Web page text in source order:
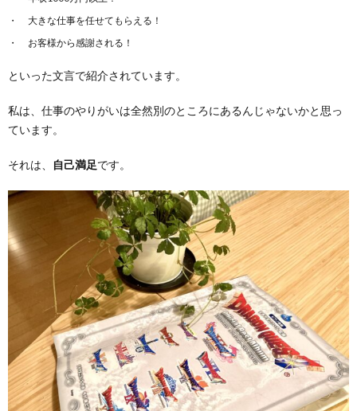
大きな仕事を任せてもらえる！
お客様から感謝される！
といった文言で紹介されています。
私は、仕事のやりがいは全然別のところにあるんじゃないかと思っ
ています。
それは、 自己満足です。